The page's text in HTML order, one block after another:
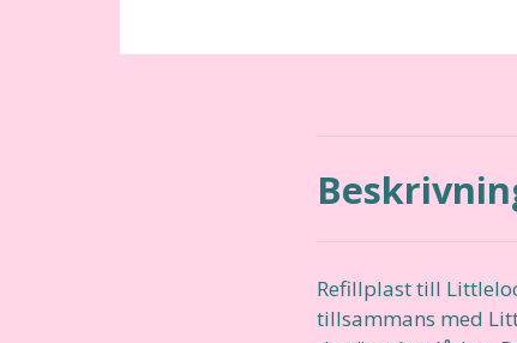
Refillplast till
tillsammans med